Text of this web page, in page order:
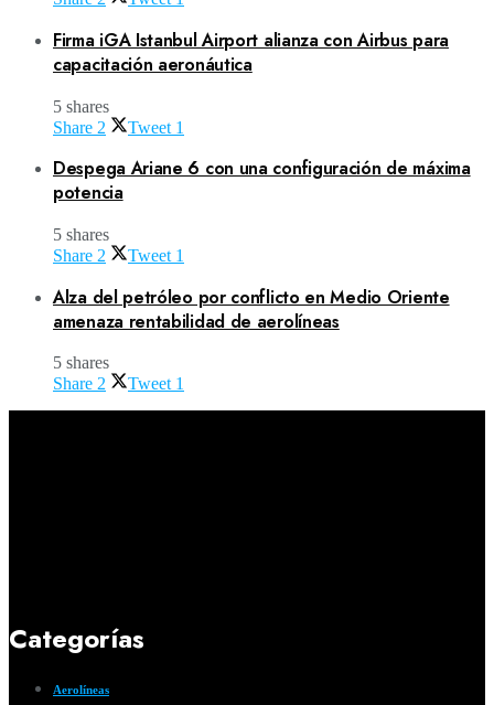
Firma iGA Istanbul Airport alianza con Airbus para
capacitación aeronáutica
5 shares
Share 2 Tweet 1
Despega Ariane 6 con una configuración de máxima
potencia
5 shares
Share 2 Tweet 1
Alza del petróleo por conflicto en Medio Oriente
amenaza rentabilidad de aerolíneas
5 shares
Share 2 Tweet 1
Categorías
Aerolíneas